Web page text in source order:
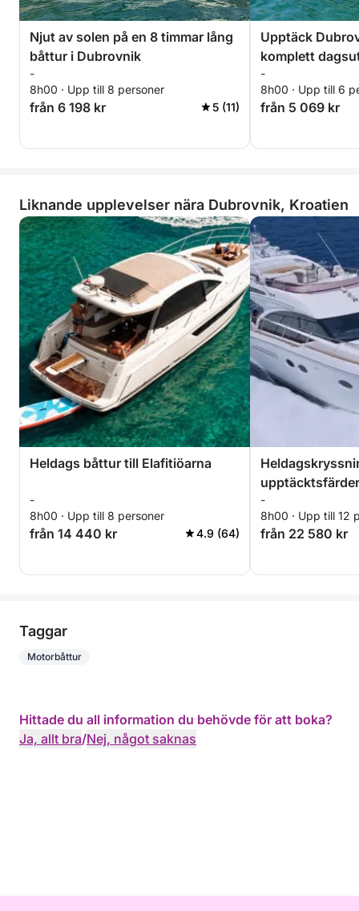
Njut av solen på en 8 timmar lång
båttur i Dubrovnik
-
8h00 · Upp till 8 personer
från 6 198 kr 5 (11)
Upptäck
komplett
en motorbåt
-
8h00 · Upp till 6
från 5 069 kr
Liknande upplevelser nära Dubrovnik, Kroatien
Heldags båttur till Elafitiöarna
-
8h00 · Upp till 8 personer
från 14 440 kr 4.9 (64)
-
8h00 · Upp till 12
från 22 580 kr
Taggar
Motorbåttur
Hittade du all information du behövde för att boka?
Ja, allt bra/Nej, något saknas